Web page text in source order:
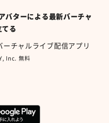
バターによる最新バーチャ
てる
ーチャルライブ配信アプリ
Inc. 無料